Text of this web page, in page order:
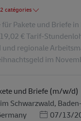
Emploi associé avec 2 catégories
Pakete und Briefe
€ Tarif-
und regionale
im
und Briefe (m/w/d)
Schwarzwald,
Posted Date
07/13/